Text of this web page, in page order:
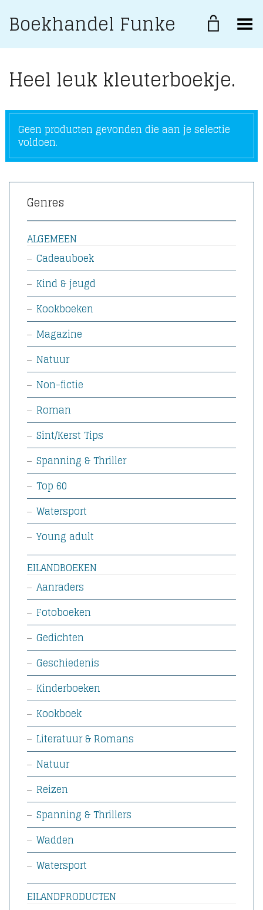
Boekhandel Funke Toggle Menu
Heel leuk kleuterboekje.
Geen producten gevonden die aan je selectie
voldoen.
Genres
ALGEMEEN
Cadeauboek
Kind & jeugd
Kookboeken
Magazine
Natuur
Non-fictie
Roman
Sint/Kerst Tips
Spanning & Thriller
Top 60
Watersport
Young adult
EILANDBOEKEN
Aanraders
Fotoboeken
Gedichten
Geschiedenis
Kinderboeken
Kookboek
Literatuur & Romans
Natuur
Reizen
Spanning & Thrillers
Wadden
Watersport
EILANDPRODUCTEN